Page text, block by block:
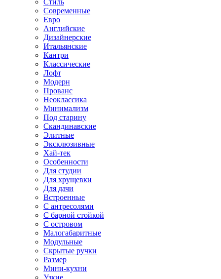
Стиль
Современные
Евро
Английские
Дизайнерские
Итальянские
Кантри
Классические
Лофт
Модерн
Прованс
Неоклассика
Минимализм
Под старину
Скандинавские
Элитные
Эксклюзивные
Хай-тек
Особенности
Для студии
Для хрущевки
Для дачи
Встроенные
С антресолями
С барной стойкой
С островом
Малогабаритные
Модульные
Скрытые ручки
Размер
Мини-кухни
Узкие